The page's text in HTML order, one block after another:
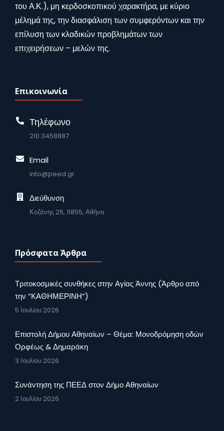
του Α.Κ.), μη κερδοσκοπικού χαρακτήρα, με κύριο
μέλημά της, την διασφάλιση των συμφερόντων και την
επίλυση των κλαδικών προβλημάτων των
επιχειρήσεων – μελών της.
Επικοινωνία
Τηλέφωνο
210 3458887
Email
info@peed.gr
Διεύθυνση
Κοζάνης 25, 11855, Αθήνα
Πρόσφατα Άρθρα
Τριτοκοσμικές συνθήκες στην Αγίας Άννης (Άρθρο από
την ”ΚΑΘΗΜΕΡΙΝΗ”)
5 Ιουλίου 2026
Επιστολή Δήμου Αθηναίων – Θέμα: Μονοδρόμηση οδών
Ορφέως & Δημαράκη
3 Ιουλίου 2026
Συνάντηση της ΠΕΕΔ στον Δήμο Αθηναίων
2 Ιουλίου 2026